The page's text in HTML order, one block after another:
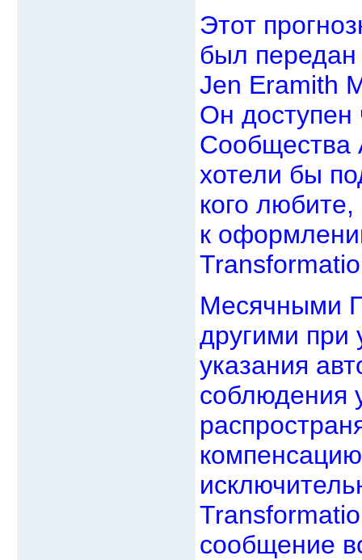
Этот
был
Jen Eramith
Он доступен
Сообщества
хотели бы
кого
к
Месячными
другими при
указания
соблюдения
сообщение